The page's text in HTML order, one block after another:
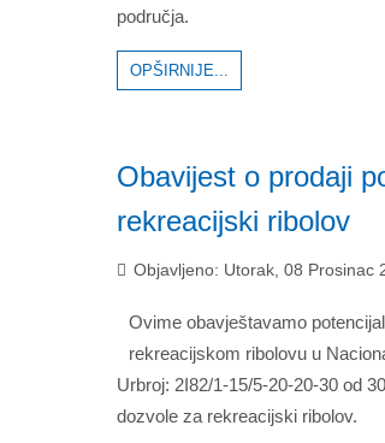
područja.
OPŠIRNIJE...
Obavijest o prodaji
rekreacijski ribolov
Objavljeno: Utorak, 08 Prosinac
Ovime obavještavamo
rekreacijskom ribolovu u
Urbroj: 2I82/1-15/5-20-20-30 od
dozvole za rekreacijski ribolov.